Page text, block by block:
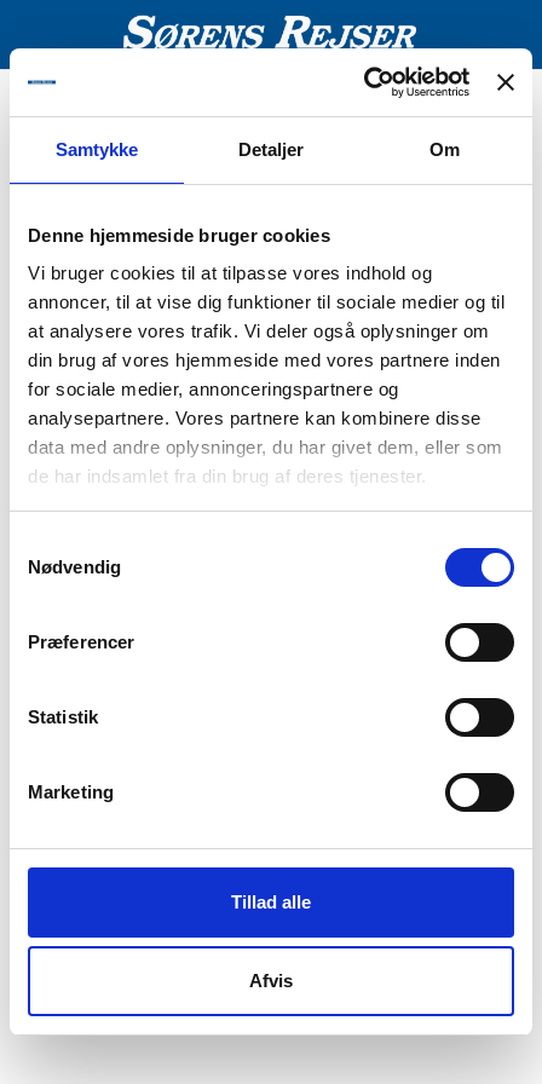
Samtykke Detaljer Om
Denne hjemmeside bruger cookies
Vi bruger cookies til at tilpasse vores indhold og
annoncer, til at vise dig funktioner til sociale medier og til
at analysere vores trafik. Vi deler også oplysninger om
din brug af vores hjemmeside med vores partnere inden
for sociale medier, annonceringspartnere og
analysepartnere. Vores partnere kan kombinere disse
data med andre oplysninger, du har givet dem, eller som
de har indsamlet fra din brug af deres tjenester.
Nødvendig
Præferencer
Statistik
Marketing
Tillad alle
Afvis
Fejl